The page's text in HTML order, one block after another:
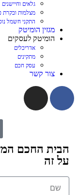
גלאים וחיישנים
מצלמות ובקרת
התקני חשמל
מגזין הומיטק
הומיטק לעסקים
אדריכלים
מתקינים
עסק חכם
צור קשר
הבית החכם
על זה